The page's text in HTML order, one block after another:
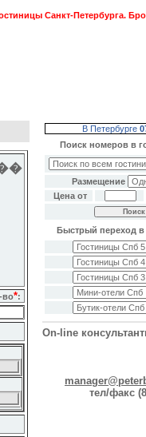
Санкт-Петербурга.
во*:
В Петербурге
Поиск номеров в
Размещение
Цена от
Быстрый переход в
On-line
тел/факс